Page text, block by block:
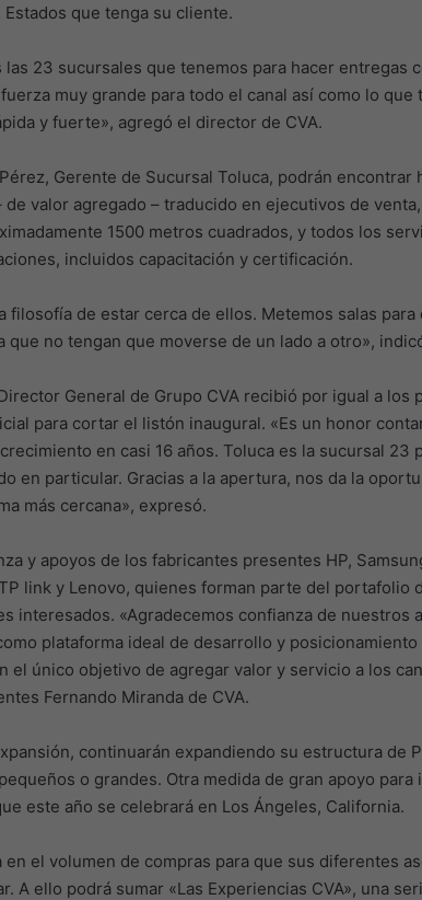
que tenga su cliente.
las 23 sucursales que tenemos para hacer entregas
muy grande para todo el canal así como lo
y fuerte», agregó el director de CVA.
Gerente de Sucursal Toluca, podrán encontrar
de valor agregado – traducido en ejecutivos de
1500 metros cuadrados, y todos los
incluidos capacitación y certificación.
filosofía de estar cerca de ellos. Metemos salas para
que no tengan que moverse de un lado a otro»,
General de Grupo CVA recibió por igual a los
para cortar el listón inaugural. «Es un honor
en casi 16 años. Toluca es la sucursal 23
en particular. Gracias a la apertura, nos da la
más cercana», expresó.
y apoyos de los fabricantes presentes HP,
link y Lenovo, quienes forman parte del portafolio
interesados. «Agradecemos confianza de nuestros
plataforma ideal de desarrollo y posicionamiento
el único objetivo de agregar valor y servicio a los
Fernando Miranda de CVA.
continuarán expandiendo su estructura de
o grandes. Otra medida de gran apoyo
este año se celebrará en Los Ángeles, California.
en el volumen de compras para que sus diferentes
A ello podrá sumar «Las Experiencias CVA», una